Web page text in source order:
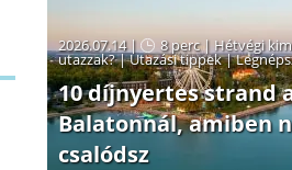
2026.07.14 | 8 perc| Hétvégi
utazzak?|Utazási tippek|
10 díjnyertes strand
Balatonnál, amiben
csalódsz